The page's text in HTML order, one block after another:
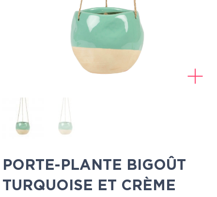
PORTE-PLANTE BIGOÛT
TURQUOISE ET CRÈME